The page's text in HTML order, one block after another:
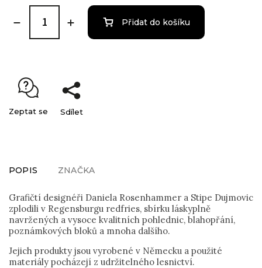
Přidat do košíku
Zeptat se Sdílet
POPIS ZNAČKA
Grafičtí designéři Daniela Rosenhammer a Stipe Dujmovic
zplodili v Regensburgu redfries, sbírku láskyplně
navržených a vysoce kvalitních pohlednic, blahopřání,
poznámkových bloků a mnoha dalšího.
Jejich produkty jsou vyrobené v Německu a použité
materiály pocházejí z udržitelného lesnictví.